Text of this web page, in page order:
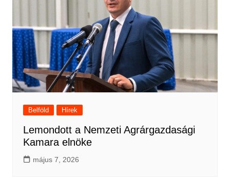
Belföld Hírek
Lemondott a Nemzeti Agrárgazdasági
Kamara elnöke
május 7, 2026